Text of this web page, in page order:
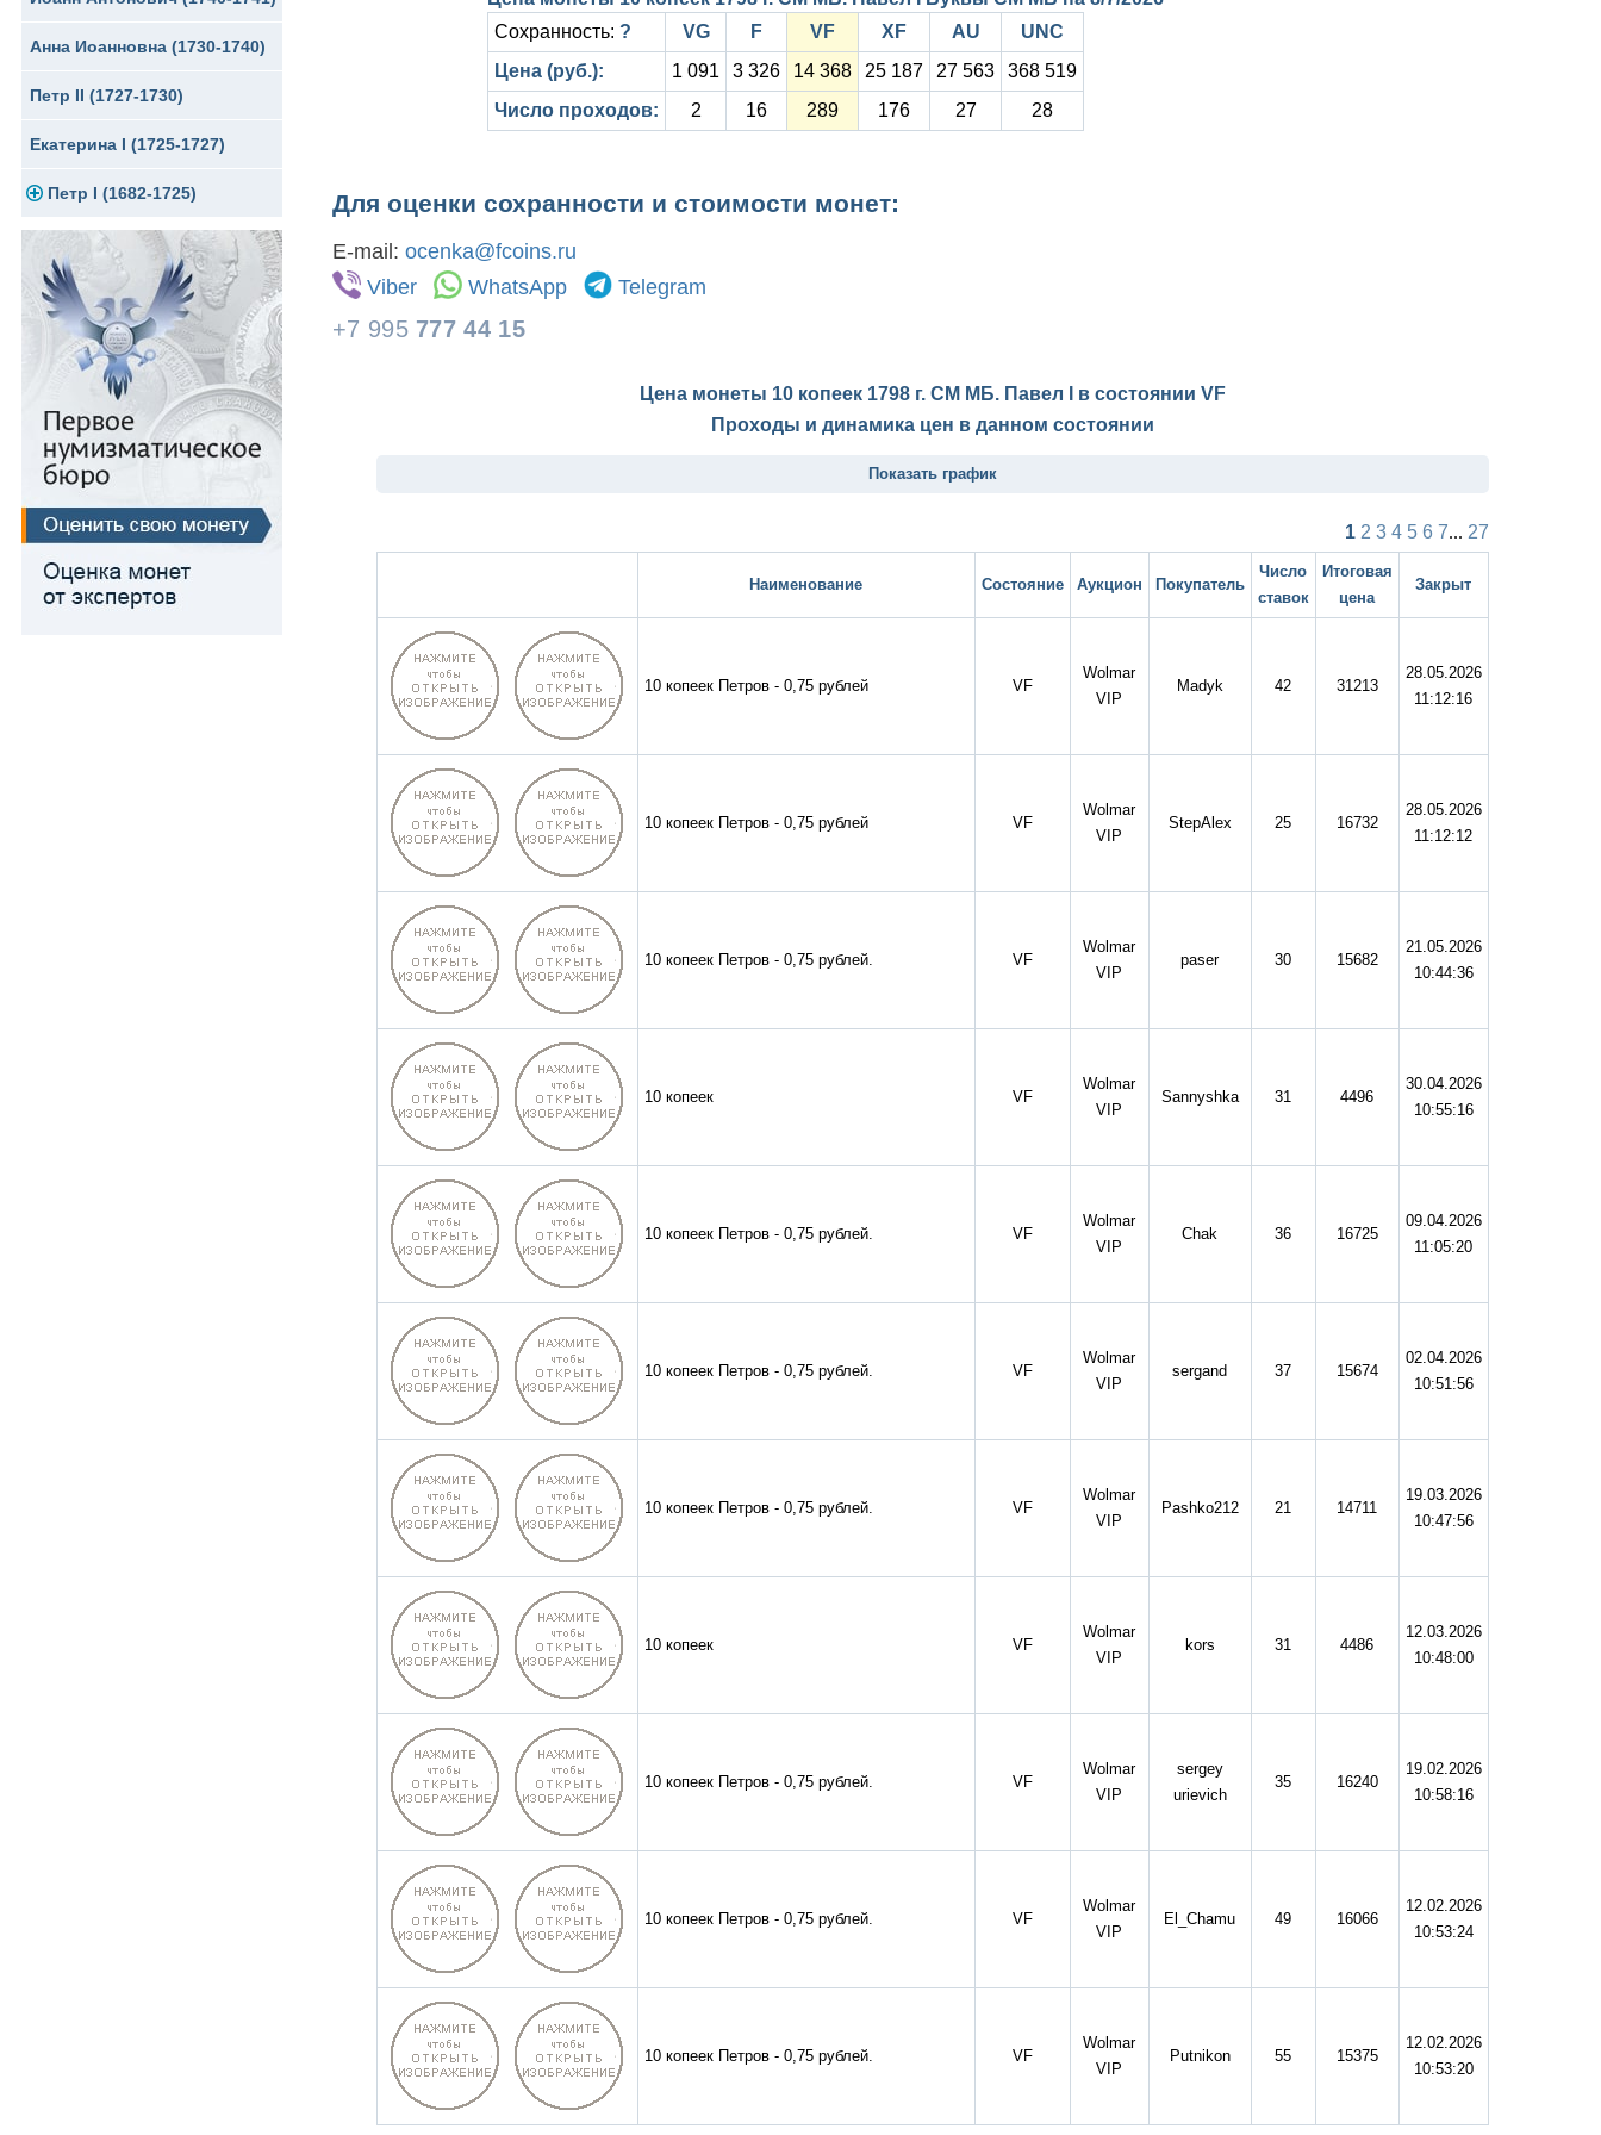
Сибирские монеты
Для Молдавии и Валахии
Таврические монеты
Серебро
Медь
Для Пруссии
Ливонезы
Альбертусталер
Анна Иоанновна (1730-1740)
Петр II (1727-1730)
Екатерина I (1725-1727)
Петр I (1682-1725)
Золото
Серебро
Медь
Для Речи Посполитой
Сохранность: ? VG F VF XF AU
UNC
Цена (руб.):
1 091 3 326 14 368 25 187 27 563
368 519
Число проходов:
2 16 289 176 27 28
Для оценки сохранности и стоимости монет:
E-mail: ocenka@fcoins.ru
Viber
WhatsApp Telegram
+7 995 777 44 15
Цена монеты 10 копеек 1798 г. СМ МБ. Павел I в состоянии VF
Проходы и динамика цен в данном состоянии
Показать график
1 2 3 4 5 6 7... 27
Наименование Состояние Аукцион Покупатель
Число
ставок
Итоговая
цена
Закрыт
10 копеек Петров - 0,75 рублей VF
Wolmar
VIP
Madyk 42 31213
28.05.2026
11:12:16
10 копеек Петров - 0,75 рублей VF
Wolmar
VIP
StepAlex 25 16732
28.05.2026
11:12:12
10 копеек Петров - 0,75 рублей. VF
Wolmar
VIP
paser 30 15682
21.05.2026
10:44:36
10 копеек VF
Wolmar
VIP
Sannyshka 31 4496
30.04.2026
10:55:16
10 копеек Петров - 0,75 рублей. VF
Wolmar
VIP
Chak 36 16725
09.04.2026
11:05:20
10 копеек Петров - 0,75 рублей. VF
Wolmar
VIP
sergand 37 15674
02.04.2026
10:51:56
10 копеек Петров - 0,75 рублей. VF
Wolmar
VIP
Pashko212 21 14711
19.03.2026
10:47:56
10 копеек VF
Wolmar
VIP
kors 31 4486
12.03.2026
10:48:00
10 копеек Петров - 0,75 рублей. VF
Wolmar
VIP
sergey
urievich
35 16240
19.02.2026
10:58:16
10 копеек Петров - 0,75 рублей. VF
Wolmar
VIP
El_Chamu 49 16066
12.02.2026
10:53:24
10 копеек Петров - 0,75 рублей. VF
Wolmar
VIP
Putnikon 55 15375
12.02.2026
10:53:20